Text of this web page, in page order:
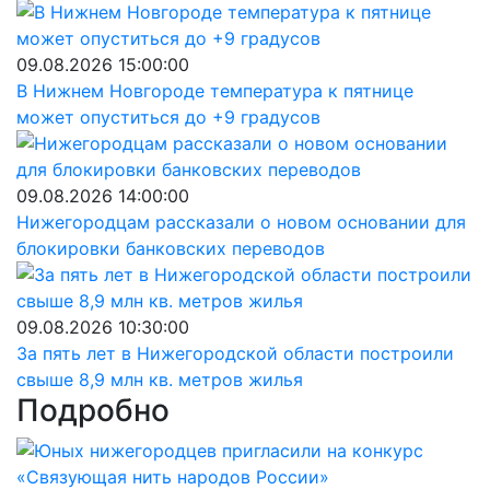
09.08.2026 15:00:00
В Нижнем Новгороде температура к пятнице
может опуститься до +9 градусов
09.08.2026 14:00:00
Нижегородцам рассказали о новом основании для
блокировки банковских переводов
09.08.2026 10:30:00
За пять лет в Нижегородской области построили
свыше 8,9 млн кв. метров жилья
Подробно